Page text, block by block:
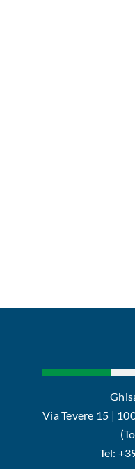
Via Tevere 15 |
Tel: